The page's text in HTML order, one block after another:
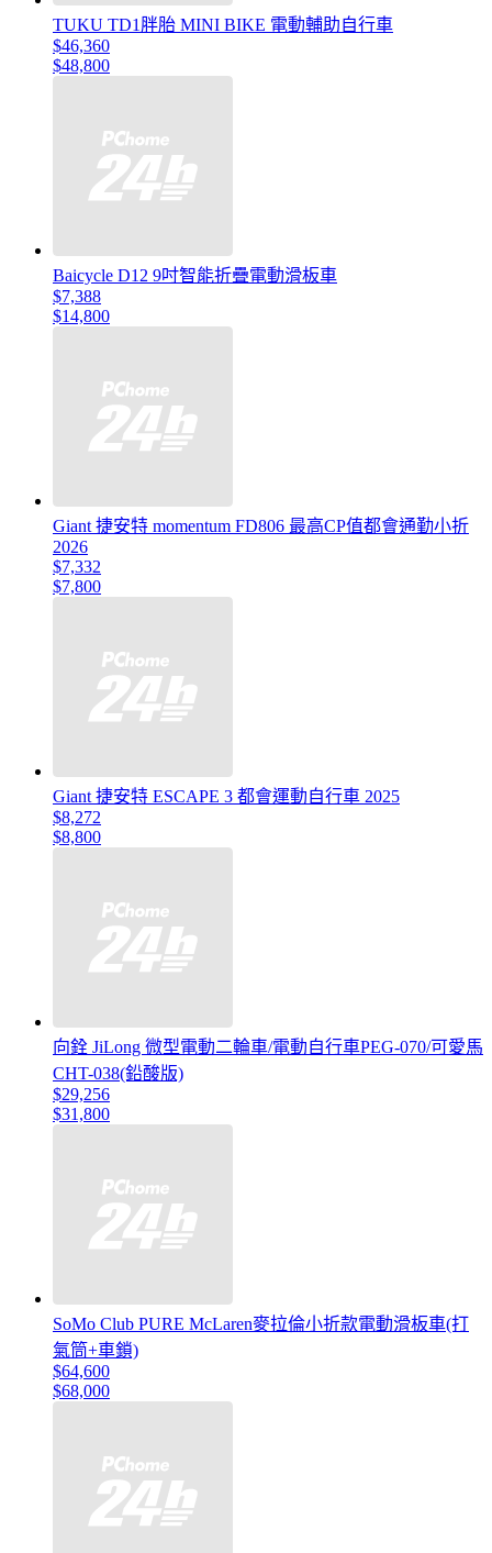
TUKU TD1胖胎 MINI BIKE 電動輔助自行車
$46,360
$48,800
Baicycle D12 9吋智能折疊電動滑板車
$7,388
$14,800
Giant 捷安特 momentum FD806 最高CP值都會通勤小折
2026
$7,332
$7,800
Giant 捷安特 ESCAPE 3 都會運動自行車 2025
$8,272
$8,800
向銓 JiLong 微型電動二輪車/電動自行車PEG-070/可愛馬
CHT-038(鉛酸版)
$29,256
$31,800
SoMo Club PURE McLaren麥拉倫小折款電動滑板車(打
氣筒+車鎖)
$64,600
$68,000